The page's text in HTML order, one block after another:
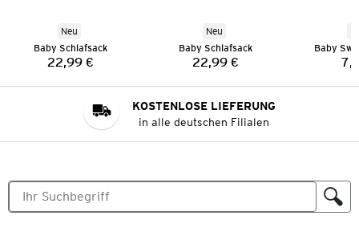
Neu
Baby Schlafsack
Preis:
22,99 €
Neu
Baby Schlafsack
Preis:
22,99 €
Baby
KOSTENLOSE LIEFERUNG
in alle deutschen Filialen